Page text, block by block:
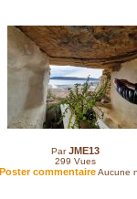
ParJME13
299 Vues
Poster commentaireAucune